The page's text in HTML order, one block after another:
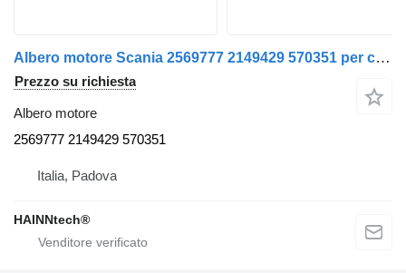
Albero motore Scania 2569777 2149429 570351 per camion Scania
Prezzo su richiesta
Albero motore
2569777 2149429 570351
Italia, Padova
HAINNtech®